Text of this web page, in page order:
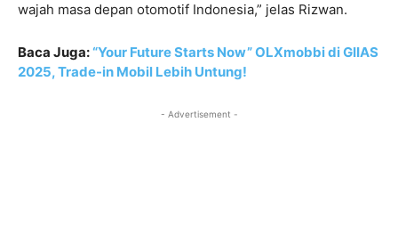
wajah masa depan otomotif Indonesia,” jelas Rizwan.
Baca Juga:“Your Future Starts Now” OLXmobbi di GIIAS
2025, Trade-in Mobil Lebih Untung!
- Advertisement -